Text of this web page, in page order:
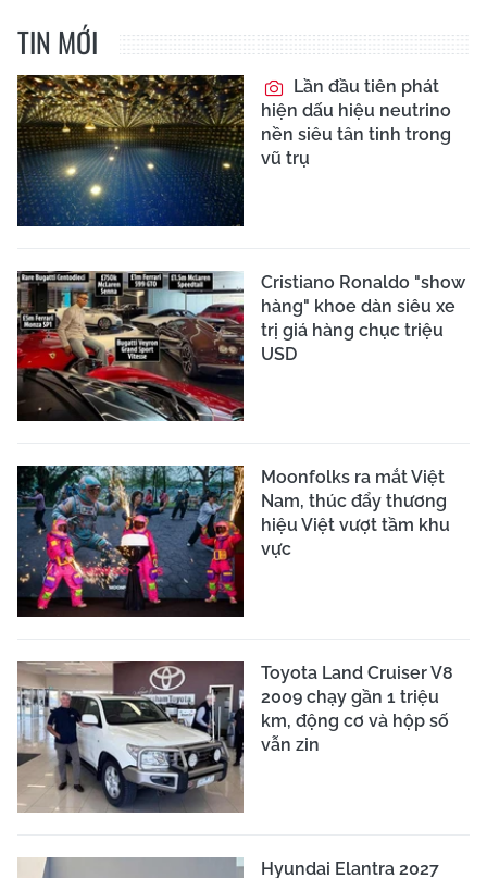
TIN MỚI
Lần đầu tiên phát
hiện dấu hiệu neutrino
nền siêu tân tinh trong
vũ trụ
Cristiano Ronaldo "show
hàng" khoe dàn siêu xe
trị giá hàng chục triệu
USD
Moonfolks ra mắt Việt
Nam, thúc đẩy thương
hiệu Việt vượt tầm khu
vực
Toyota Land Cruiser V8
2009 chạy gần 1 triệu
km, động cơ và hộp số
vẫn zin
Hyundai Elantra 2027